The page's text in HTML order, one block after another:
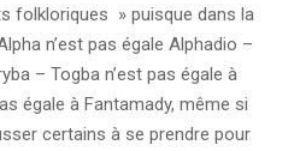
folkloriques » puisque dans la
n’est pas égale Alphadio –
– Togba n’est pas égale à
égale à Fantamady, même si
certains à se prendre pour